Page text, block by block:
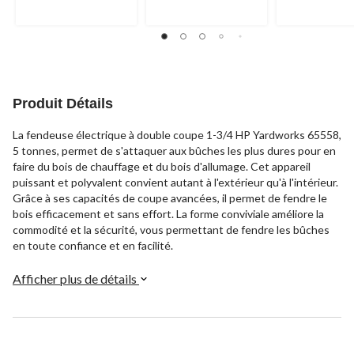
Produit Détails
La fendeuse électrique à double coupe 1-3/4 HP Yardworks 65558,
5 tonnes, permet de s'attaquer aux bûches les plus dures pour en
faire du bois de chauffage et du bois d'allumage. Cet appareil
puissant et polyvalent convient autant à l'extérieur qu'à l'intérieur.
Grâce à ses capacités de coupe avancées, il permet de fendre le
bois efficacement et sans effort. La forme conviviale améliore la
commodité et la sécurité, vous permettant de fendre les bûches
en toute confiance et en facilité.
Afficher plus de détails